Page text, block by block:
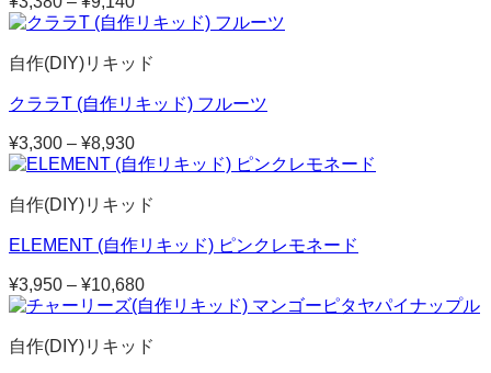
格
¥3,380
¥9,140
自作(DIY)リキッド
クララT (自作リキッド) フルーツ
¥3,300 – ¥8,930価
格
¥3,300
¥8,930
自作(DIY)リキッド
ELEMENT (自作リキッド) ピンクレモネード
¥3,950 – ¥10,680価
格
¥3,950
自作(DIY)リキッド